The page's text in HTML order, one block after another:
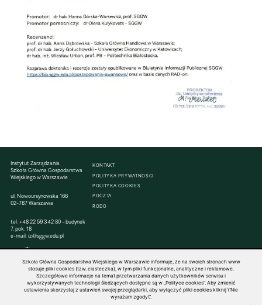
Instytut Zarządzania
Szkoła Główna Gospodarstwa
Wiejskiego w Warszawie
ul. Nowoursynowska 166
02-787 Warszawa
tel.+48 22 59 342 80– budynek
7, pok. 18
e-mail:iz@sggw.edu.pl
KONTAKT
POLITYKA PRYWATNOŚCI
POLITYKA COOKIES
POCZTA
RODO
© 1816–2026 SGGW — ALL RIGHTS RESERVED
Szkoła Główna Gospodarstwa Wiejskiego w Warszawie informuje, że na swoich stronach www
stosuje pliki cookies (tzw. ciasteczka), w tym pliki funkcjonalne, analityczne i reklamowe.
Szczegółowe informacje na temat przetwarzania danych użytkowników serwisu i
wykorzystywanych technologii śledzących dostępne są w „Polityce cookies”. Aby zmienić
ustawienia skorzystaj z ustawień swojej przeglądarki, aby wyłączyć pliki cookies kliknij \"Nie
wyrażam zgody\".